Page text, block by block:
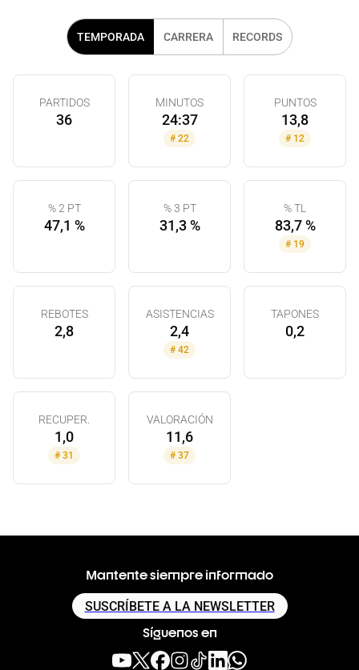
TEMPORADA CARRERA RECORDS
PARTIDOS
36
MINUTOS
24:37
# 22
PUNTOS
13,8
# 12
% 2 PT
47,1 %
% 3 PT
31,3 %
% TL
83,7 %
# 19
REBOTES
2,8
ASISTENCIAS
2,4
# 42
TAPONES
0,2
RECUPER.
1,0
# 31
VALORACIÓN
11,6
# 37
Mantente siempre informado
SUSCRÍBETE A LA NEWSLETTER
Síguenos en